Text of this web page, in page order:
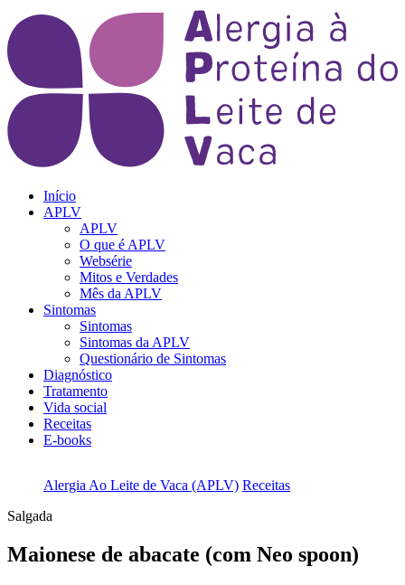
Início
APLV
APLV
O que é APLV
Websérie
Mitos e Verdades
Mês da APLV
Sintomas
Sintomas
Sintomas da APLV
Questionário de Sintomas
Diagnóstico
Tratamento
Vida social
Receitas
E-books
Alergia Ao Leite de Vaca (APLV) Receitas
Salgada
Maionese de abacate (com Neo spoon)